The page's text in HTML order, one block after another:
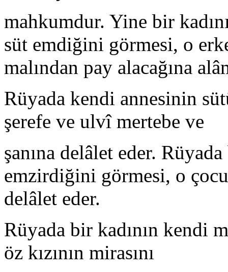
mahkumdur. Yine bir
süt emdiğini görmesi, o
malından pay alacağına
Rüyada kendi annesinin
şerefe ve ulvî mertebe ve
şanına delâlet eder.
emzirdiğini görmesi, o
delâlet eder.
Rüyada bir kadının kendi
öz kızının mirasını